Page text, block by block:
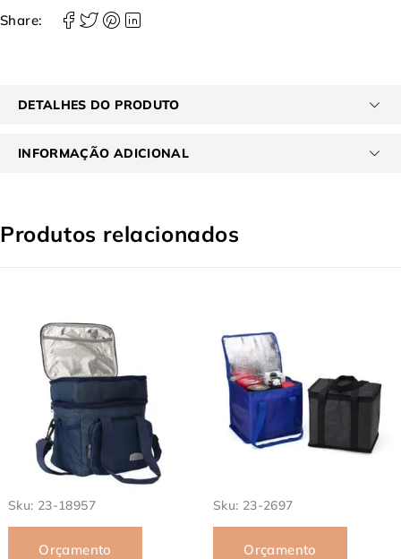
Share:
DETALHES DO PRODUTO
INFORMAÇÃO ADICIONAL
Produtos relacionados
Sku:23-2697
Orçamento
Sku:23-18966
Orçamento